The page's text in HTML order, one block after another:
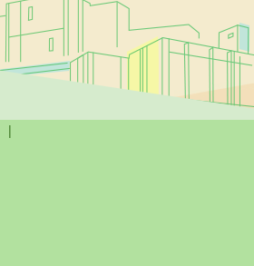
|